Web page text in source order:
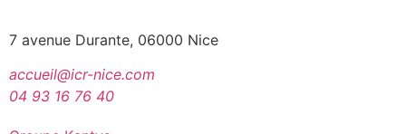
7 avenue Durante, 06000 Nice
accueil@icr-nice.com
04 93 16 76 40